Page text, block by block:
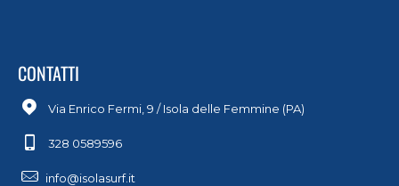
CONTATTI
Via Enrico Fermi, 9 / Isola delle Femmine (PA)
328 0589596
info@isolasurf.it